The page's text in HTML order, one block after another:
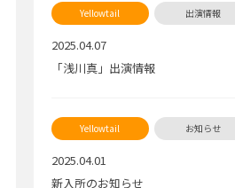
2025.04.07
「浅川真」出演情報
2025.04.01
新入所のお知らせ